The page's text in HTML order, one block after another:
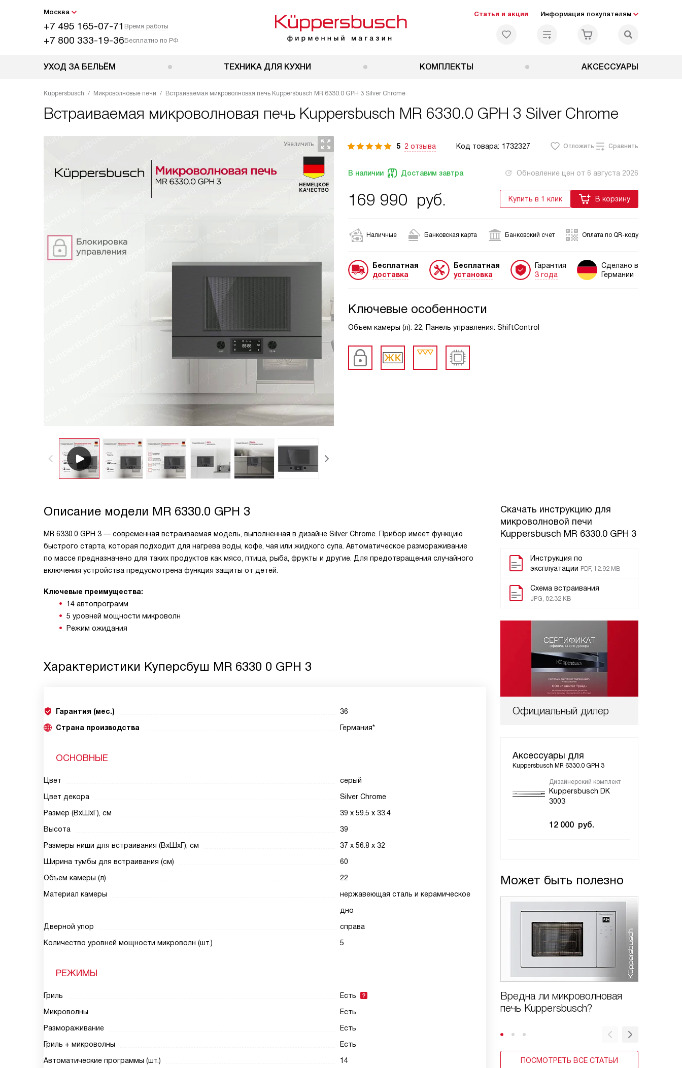
Москва
+7 495 165-07-71 Время работы
+7 800 333-19-36Бесплатно по РФ
Статьи и акции Информация покупателям
УХОД ЗА БЕЛЬЁМ ТЕХНИКА ДЛЯ КУХНИ КОМПЛЕКТЫ АКСЕССУАРЫ
Kuppersbusch Микроволновые печи Встраиваемая микроволновая печь Kuppersbusch MR 6330.0 GPH 3 Silver Chrome
Встраиваемая микроволновая печь Kuppersbusch MR 6330.0 GPH 3 Silver Chrome
5 2 отзыва Код товара: 1732327 Отложить Сравнить
В наличии Доставим завтра Обновление цен от 6 августа 2026
169 990 руб. Купить в 1 клик В корзину
Наличные Банковская карта Банковский счет Оплата по QR-коду
Бесплатная
доставка
Бесплатная
установка
Гарантия
3 года
Сделано в
Германии
Ключевые особенности
Объем камеры (л): 22, Панель управления: ShiftControl
Скачать инструкцию для
микроволновой печи
Kuppersbusch MR 6330.0 GPH 3
Инструкция по
эксплуатации PDF, 12.92 MB
Схема встраивания
JPG, 82.32 KB
Официальный дилер
Аксессуары для
Kuppersbusch MR 6330.0 GPH 3
Дизайнерский комплект
Kuppersbusch DK
3003
12 000 руб.
Может быть полезно
Вредна ли микроволновая
печь Kuppersbusch?
ПОСМОТРЕТЬ ВСЕ СТАТЬИ
Описание модели MR 6330.0 GPH 3
MR 6330.0 GPH 3 — современная встраиваемая модель, выполненная в дизайне Silver Chrome. Прибор имеет функцию
быстрого старта, которая подходит для нагрева воды, кофе, чая или жидкого супа. Автоматическое размораживание
по массе предназначено для таких продуктов как мясо, птица, рыба, фрукты и другие. Для предотвращения случайного
включения устройства предусмотрена функция защиты от детей.
Ключевые преимущества:
14 автопрограмм
5 уровней мощности микроволн
Режим ожидания
Характеристики Куперсбуш MR 6330 0 GPH 3
Гарантия (мес.)
36
Страна производства
Германия*
ОСНОВНЫЕ
Цвет
серый
Цвет декора
Silver Chrome
Размер (ВхШхГ), см
39 х 59.5 х 33.4
Высота
39
Размеры ниши для встраивания (ВхШхГ), см
37 х 56.8 х 32
Ширина тумбы для встраивания (см)
60
Объем камеры (л)
22
Материал камеры
нержавеющая сталь и керамическое
дно
Дверной упор
справа
Количество уровней мощности микроволн (шт.)
5
РЕЖИМЫ
Гриль
Есть
Микроволны
Есть
Размораживание
Есть
Гриль + микроволны
Есть
Автоматические программы (шт.)
14